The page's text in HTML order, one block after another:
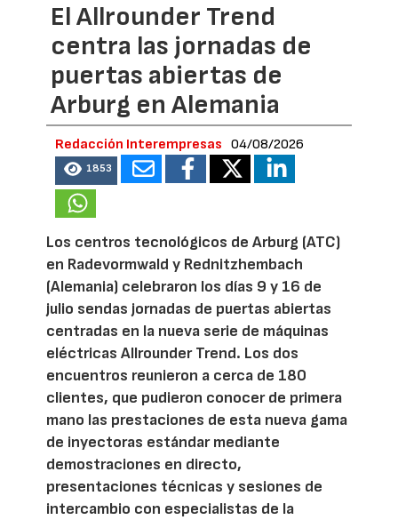
El Allrounder Trend
centra las jornadas de
puertas abiertas de
Arburg en Alemania
Redacción Interempresas 04/08/2026
1853
Los centros tecnológicos de Arburg (ATC)
en Radevormwald y Rednitzhembach
(Alemania) celebraron los días 9 y 16 de
julio sendas jornadas de puertas abiertas
centradas en la nueva serie de máquinas
eléctricas Allrounder Trend. Los dos
encuentros reunieron a cerca de 180
clientes, que pudieron conocer de primera
mano las prestaciones de esta nueva gama
de inyectoras estándar mediante
demostraciones en directo,
presentaciones técnicas y sesiones de
intercambio con especialistas de la